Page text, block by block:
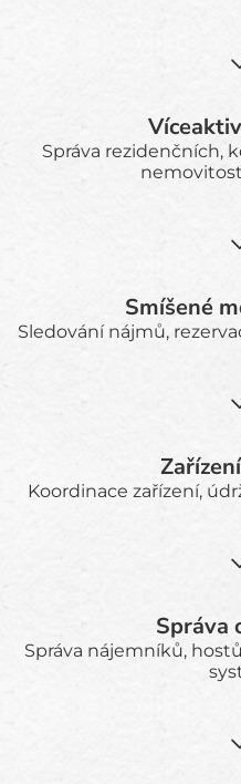
Správa rezidenčních,
Smíšené
Sledování nájmů,
Koordinace zařízení,
Správa
Správa nájemníků,